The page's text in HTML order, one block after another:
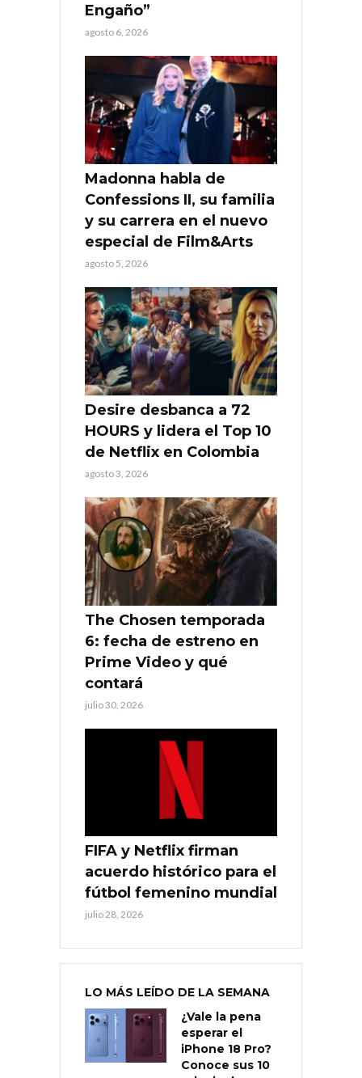
Engaño”
agosto 6, 2026
Madonna habla de
Confessions II, su familia
y su carrera en el nuevo
especial de Film&Arts
agosto 5, 2026
Desire desbanca a 72
HOURS y lidera el Top 10
de Netflix en Colombia
agosto 3, 2026
The Chosen temporada
6: fecha de estreno en
Prime Video y qué
contará
julio 30, 2026
FIFA y Netflix firman
acuerdo histórico para el
fútbol femenino mundial
julio 28, 2026
LO MÁS LEÍDO DE LA SEMANA
¿Vale la pena
esperar el
iPhone 18 Pro?
Conoce sus 10